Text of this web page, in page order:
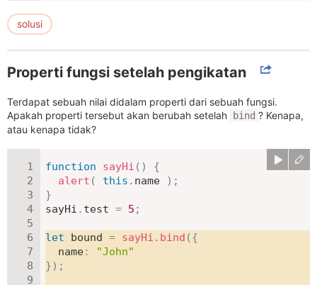
solusi
Properti fungsi setelah pengikatan
Terdapat sebuah nilai didalam properti dari sebuah fungsi.
Apakah properti tersebut akan berubah setelah
bind ? Kenapa,
atau kenapa tidak?
function sayHi ( )
{
alert ( this . name ) ;
}
sayHi . test = 5 ;
let bound = sayHi . bind ({
name:
"John"
}) ;